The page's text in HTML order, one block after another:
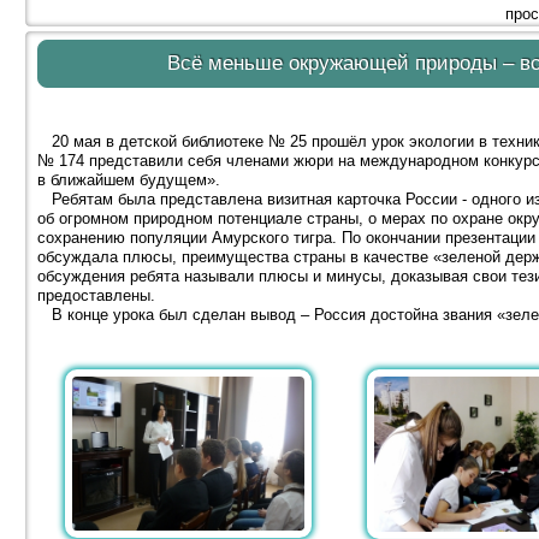
Всё меньше окружающей природы –
20 мая в детской библиотеке № 25 прошёл урок экологии в
№ 174 представили себя членами жюри на международном
в ближайшем будущем».
Ребятам была представлена визитная карточка России - одного
об огромном природном потенциале страны, о мерах по охране
сохранению популяции Амурского тигра. По окончании
обсуждала плюсы, преимущества страны в качестве «зеленой
обсуждения ребята называли плюсы и минусы, доказывая свои
предоставлены.
В конце урока был сделан вывод – Россия достойна звания